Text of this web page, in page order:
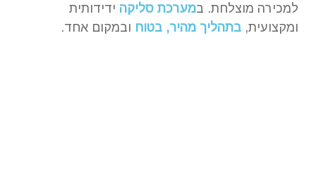
למכירה מוצלחת. במערכת סליקה ידידותית
ומקצועית, בתהליך מהיר, בטוח ובמקום אחד.